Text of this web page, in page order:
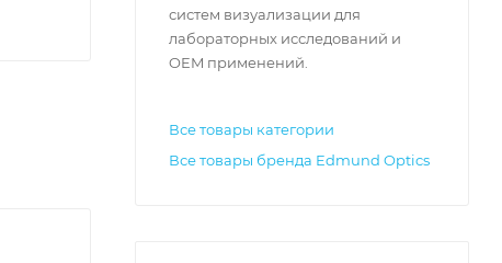
систем визуализации для
лабораторных исследований и
OEM применений.
Все товары категории
Все товары бренда Edmund Optics